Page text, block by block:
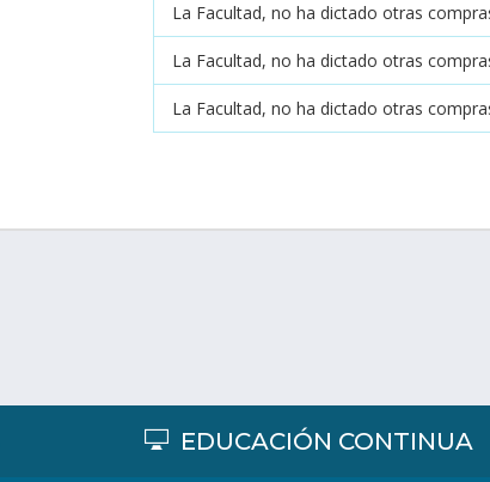
La Facultad, no ha dictado otras
La Facultad, no ha dictado otras
La Facultad, no ha dictado otras
EDUCACIÓN CONTINUA